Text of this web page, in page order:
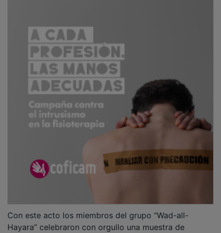
Hayara” celebraron con orgullo una muestra de